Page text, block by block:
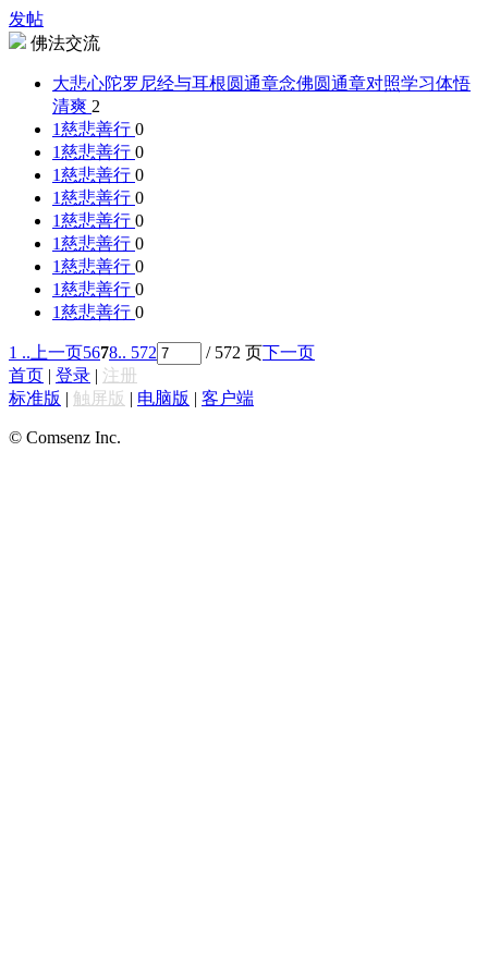
发帖
佛法交流
大悲心陀罗尼经与耳根圆通章念佛圆通章对照学习体悟
清爽 2
1慈悲善行 0
1慈悲善行 0
1慈悲善行 0
1慈悲善行 0
1慈悲善行 0
1慈悲善行 0
1慈悲善行 0
1慈悲善行 0
1慈悲善行 0
1 .. 上一页5678.. 572 / 572 页下一页
首页 | 登录 | 注册
标准版 | 触屏版 | 电脑版 | 客户端
© Comsenz Inc.